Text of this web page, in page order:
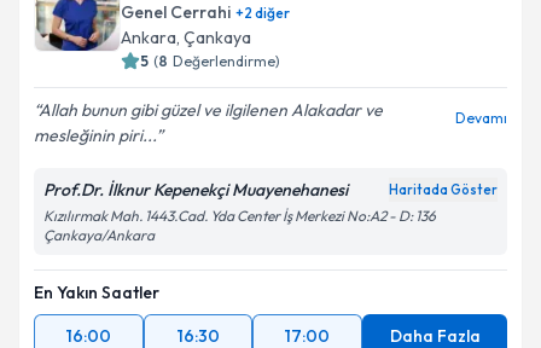
Genel Cerrahi +2 diğer
Ankara, Çankaya
5 (8 Değerlendirme)
Allah bunun gibi güzel ve ilgilenen Alakadar ve
mesleğinin piri...
Devamı
Prof.Dr. İlknur Kepenekçi Muayenehanesi Haritada Göster
Kızılırmak Mah. 1443.Cad. Yda Center İş Merkezi No:A2 - D: 136
Çankaya/Ankara
En Yakın Saatler
16:00
16:30 17:00 Daha Fazla